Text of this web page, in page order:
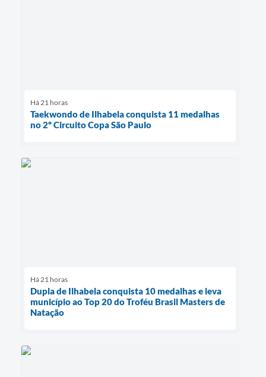
Há 21 horas
Taekwondo de Ilhabela conquista 11 medalhas
no 2º Circuito Copa São Paulo
Há 21 horas
Dupla de Ilhabela conquista 10 medalhas e leva
município ao Top 20 do Troféu Brasil Masters de
Natação